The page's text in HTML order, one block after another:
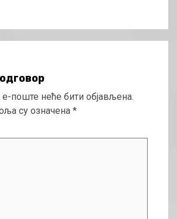
поште неће бити објављена.
су означена *